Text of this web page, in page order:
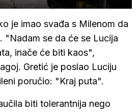
je imao svađa s Milenom da
"Nadam se da će se Lucija
inače će biti kaos",
Gretić je poslao Luciju
poručio: "Kraj puta".
biti tolerantnija nego